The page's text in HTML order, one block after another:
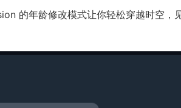
的年龄修改模式让你轻松穿越时空，